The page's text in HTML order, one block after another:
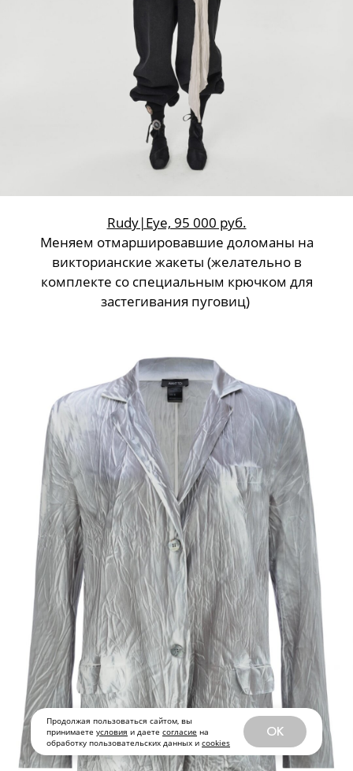
Продолжая пользоваться сайтом, вы
принимаете условия и даете согласие на
обработку пользовательских данных и cookies
OK
Rudy|Eye, 95 000 руб.
Меняем отмаршировавшие доломаны на
викторианские жакеты (желательно в
комплекте со специальным крючком для